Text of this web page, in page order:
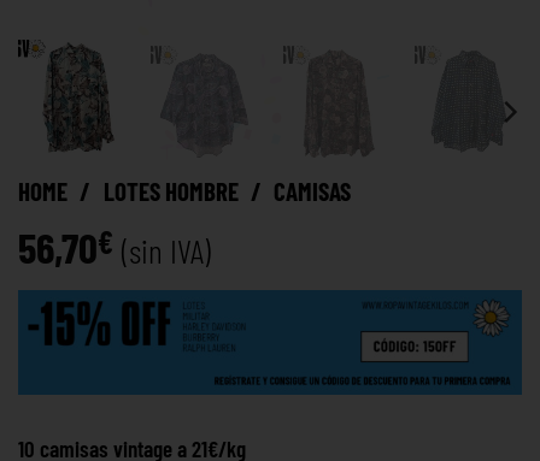
HOME / LOTES HOMBRE / CAMISAS
56,70€ (sin IVA)
10 camisas vintage a 21€/kg